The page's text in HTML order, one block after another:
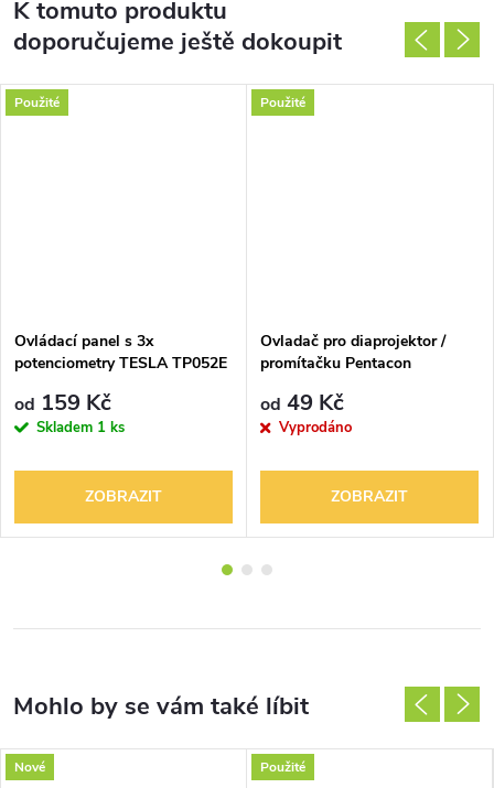
K tomuto produktu
doporučujeme ještě dokoupit
Použité
Ovládací panel s 3x
potenciometry TESLA TP052E
od 159 Kč
Skladem 1 ks
ZOBRAZIT
Použité
Ovladač pro diaprojektor /
promítačku Pentacon
od 49 Kč
Vyprodáno
ZOBRAZIT
Nové Použité